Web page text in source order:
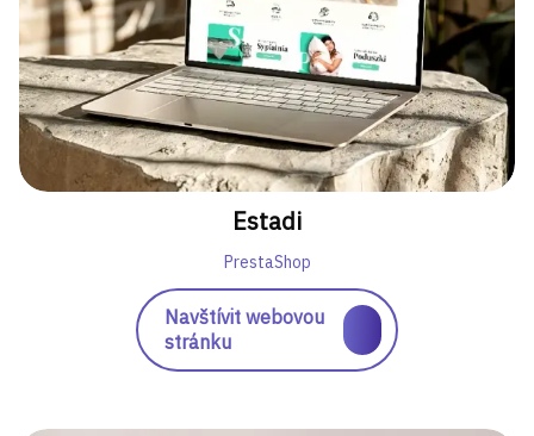
Estadi
PrestaShop
Navštívit webovou
stránku